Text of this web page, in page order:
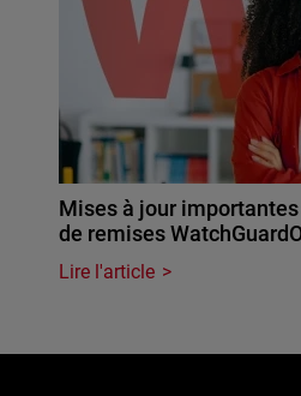
Mises à jour
de remises
Lire l'article